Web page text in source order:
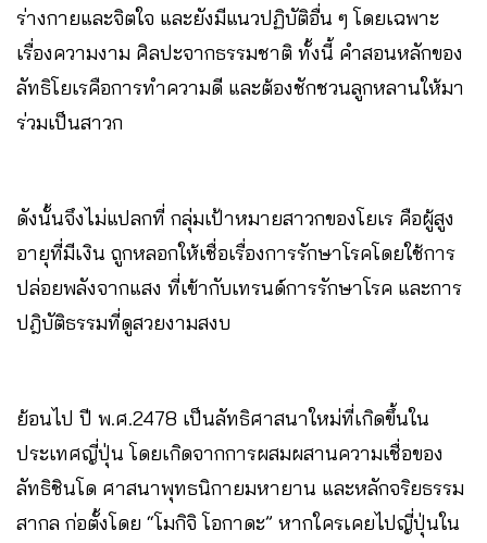
ร่างกายและจิตใจ และยังมีแนวปฏิบัติอื่น ๆ โดยเฉพาะ
เรื่องความงาม ศิลปะจากธรรมชาติ ทั้งนี้ คำสอนหลักของ
ลัทธิโยเรคือการทำความดี และต้องชักชวนลูกหลานให้มา
ร่วมเป็นสาวก
ดังนั้นจึงไม่แปลกที่ กลุ่มเป้าหมายสาวกของโยเร คือผู้สูง
อายุที่มีเงิน ถูกหลอกให้เชื่อเรื่องการรักษาโรคโดยใช้การ
ปล่อยพลังจากแสง ที่เข้ากับเทรนด์การรักษาโรค และการ
ปฎิบัติธรรมที่ดูสวยงามสงบ
ย้อนไป ปี พ.ศ.2478 เป็นลัทธิศาสนาใหม่ที่เกิดขึ้นใน
ประเทศญี่ปุ่น โดยเกิดจากการผสมผสานความเชื่อของ
ลัทธิชินโด ศาสนาพุทธนิกายมหายาน และหลักจริยธรรม
สากล ก่อตั้งโดย “โมกิจิ โอกาดะ” หากใครเคยไปญี่ปุ่นใน